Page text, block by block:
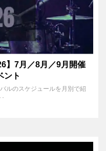
】7月／8月／9月開催
ント
ルのスケジュールを月別で紹